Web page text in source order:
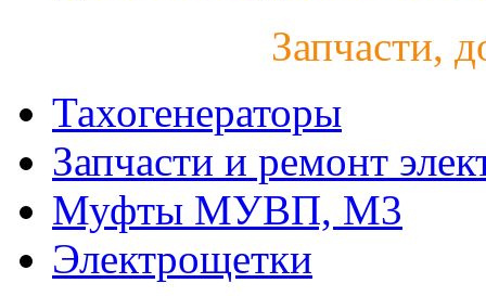
Запчасти,
Тахогенераторы
Запчасти и ремонт
Муфты МУВП, М3
Электрощетки